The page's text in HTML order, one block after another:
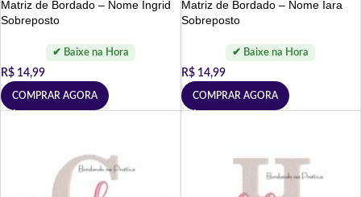
Matriz de Bordado – Nome Ingrid
Sobreposto
R$ 14,99
COMPRAR AGORA
Matriz de Bordado – Nome Iara
Sobreposto
R$14,99
COMPRAR AGORA